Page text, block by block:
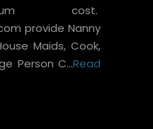
cost.
provide Nanny
Maids, Cook,
Person C...Read